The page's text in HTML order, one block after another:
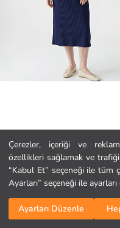
Çerezler, içeriği ve
özellikleri sağlamak ve
“Kabul Et” seçeneği ile tüm
Ayarları” seçeneği ile
Ayarları Düzenle